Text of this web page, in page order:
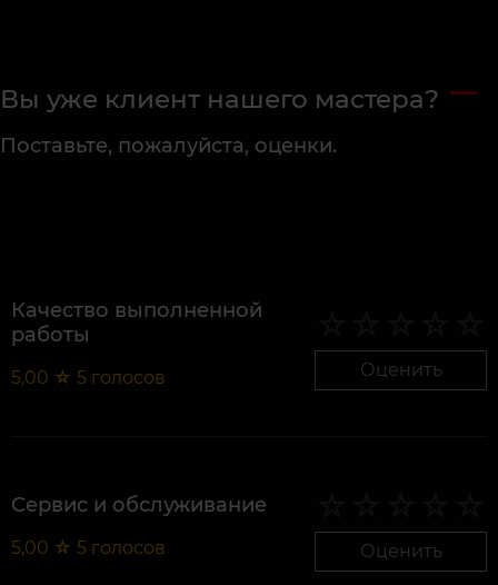
Вы уже клиент нашего мастера?
Поставьте, пожалуйста, оценки.
Качество выполненной
работы
5,00 ☆ 5 голосов Оценить
Сервис и обслуживание
5,00 ☆ 5 голосов Оценить